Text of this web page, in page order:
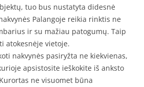
tuo bus nustatyta didesnė
Palangoje reikia rinktis ne
ir su mažiau patogumų. Taip
atokesnėje vietoje.
nakvynės pasiryžta ne kiekvienas,
apsistosite ieškokite iš anksto
ne visuomet būna